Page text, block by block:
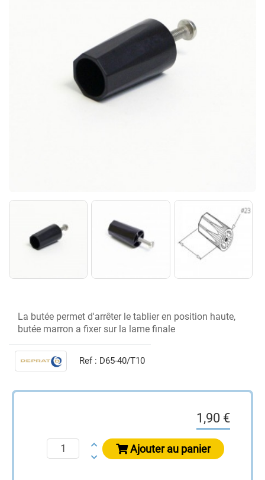
La butée permet d'arrêter le tablier en position haute,
butée marron a fixer sur la lame finale
Ref : D65-40/T10
1,90 €
Ajouter au panier